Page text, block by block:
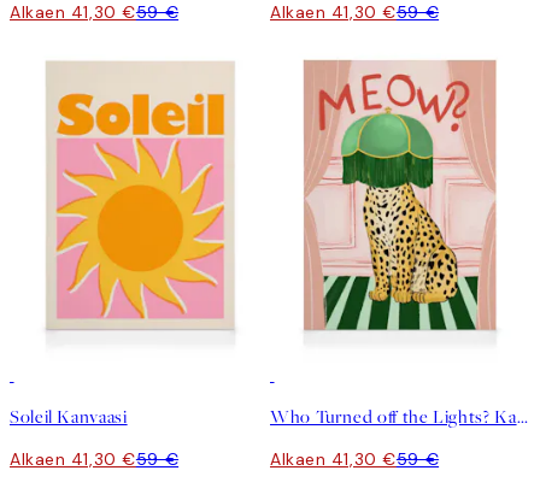
Alkaen 41,30 €59 € Alkaen 41,30 €59 €
Soleil Kanvaasi
Alkaen 41,30 €59 €
Who Turned off the Lights? Kanvaasi
Alkaen 41,30 €59 €